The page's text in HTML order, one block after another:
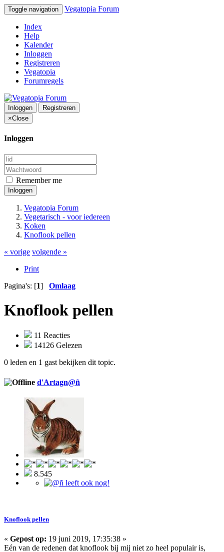
Toggle navigation Vegatopia Forum
Index
Help
Kalender
Inloggen
Registreren
Vegatopia
Forumregels
Inloggen
Registreren
×Close
Inloggen
Remember me
Inloggen
Vegatopia Forum
Vegetarisch - voor iedereen
Koken
Knoflook pellen
« vorige volgende »
Print
Pagina's: [1] Omlaag
Knoflook pellen
11 Reacties
14126 Gelezen
0 leden en 1 gast bekijken dit topic.
d'Artagn@ñ
8.545
Knoflook pellen
« Gepost op: 19 juni 2019, 17:35:38 »
Eén van de redenen dat knoflook bij mij niet zo heel populair is,